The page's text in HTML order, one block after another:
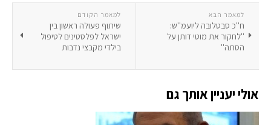
למאמר הקודם
שיתוף פעולה ראשון בין
ישראל לפלסטינים לטיפול
בילדי מקבצי נדבות
למאמר הבא
ח''כ סבטלובה ליועמ''ש:
''לחקור את מוטי דותן על
הסתה''
אולי יעניין אותך גם